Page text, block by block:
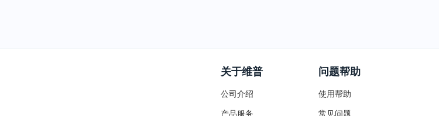
关于维普
公司介绍
产品服务
问题帮助
使用帮助
常见问题